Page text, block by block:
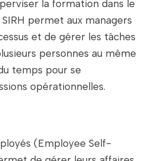
la formation dans le
permet aux managers
et de gérer les tâches
personnes au même
temps pour se
opérationnelles.
(Employee Self-